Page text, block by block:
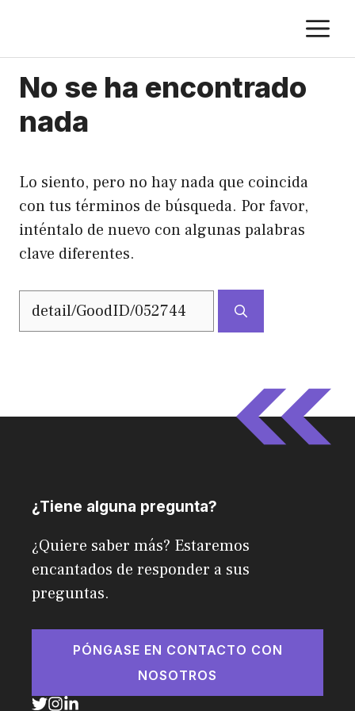
contenido
No se ha encontrado
nada
Lo siento, pero no hay nada que coincida
con tus términos de búsqueda. Por favor,
inténtalo de nuevo con algunas palabras
clave diferentes.
Buscar:
¿Tiene alguna pregunta?
¿Quiere saber más? Estaremos
encantados de responder a sus
preguntas.
PÓNGASE EN CONTACTO CON
NOSOTROS